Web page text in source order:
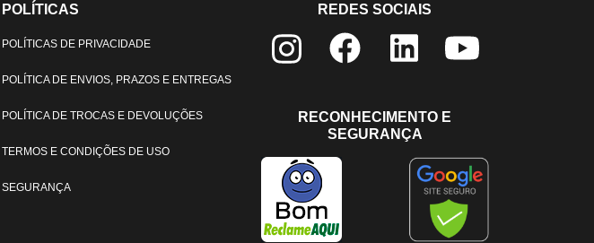
POLÍTICAS
POLÍTICAS DE PRIVACIDADE
POLÍTICA DE ENVIOS, PRAZOS E ENTREGAS
POLÍTICA DE TROCAS E DEVOLUÇÕES
TERMOS E CONDIÇÕES DE USO
SEGURANÇA
REDES SOCIAIS
RECONHECIMENTO E
SEGURANÇA